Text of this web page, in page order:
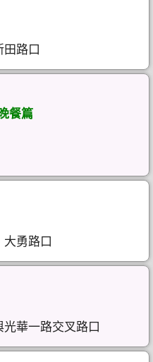
路口
餐篇
勇路口
華一路交叉路口